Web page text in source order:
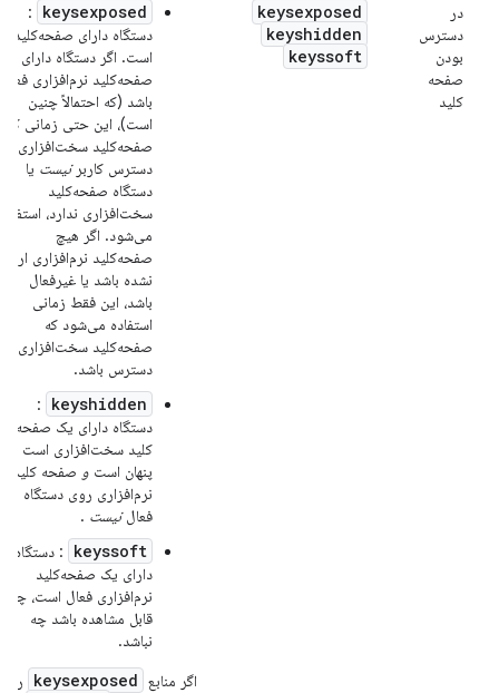
در
دسترس
بودن
صفحه
کلید
keysexposed
keyshidden
keyssoft
keysexposed
:
دستگاه دارای صفحه‌کلید
است. اگر دستگاه دارای
صفحه‌کلید نرم‌افزاری فعال
باشد (که احتمالاً چنین
است)، این حتی زمانی که
صفحه‌کلید سخت‌افزاری در
دسترس کاربرنیست یا
دستگاه صفحه‌کلید
سخت‌افزاری ندارد، استفاده
می‌شود. اگر هیچ
صفحه‌کلید نرم‌افزاری ارائه
نشده باشد یا غیرفعال
باشد، این فقط زمانی
استفاده می‌شود که
صفحه‌کلید سخت‌افزاری در
دسترس باشد.
keyshidden
:
دستگاه دارای یک صفحه
کلید سخت‌افزاری است اما
پنهان است و صفحه کلید
نرم‌افزاری روی دستگاه
فعالنیست .
keyssoft
: دستگاه
دارای یک صفحه‌کلید
نرم‌افزاری فعال است، چه
قابل مشاهده باشد چه
نباشد.
اگر منابع keysexposed
را